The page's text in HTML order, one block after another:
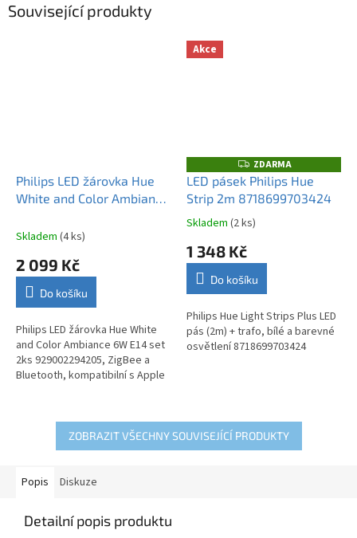
Související produkty
Philips LED žárovka Hue
White and Color Ambiance
929002294205
Skladem (4 ks)
2 099 Kč
Do košíku
Philips LED žárovka Hue White
and Color Ambiance 6W E14 set
2ks 929002294205, ZigBee a
Bluetooth, kompatibilní s Apple
Akce
Z
D
A
R
A
ZDARMA
LED pásek Philips Hue
Strip 2m 8718699703424
Průměrné
produktu
3,6
5
hvězdiček.
Skladem (2 ks)
1 348 Kč
Do košíku
Philips Hue Light Strips Plus LED
pás (2m) + trafo, bílé a barevné
osvětlení 8718699703424
ZOBRAZIT VŠECHNY SOUVISEJÍCÍ PRODUKTY
Popis Diskuze
Detailní popis produktu